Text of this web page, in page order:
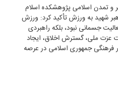
و تمدن اسلامی پژوهشکده اسلام
شهید به ورزش تأکید کرد: ورزش
جسمانی نبود، بلکه راهبردی
عزت ملی، گسترش اخلاق، ایجاد
فرهنگی جمهوری اسلامی در عرصه